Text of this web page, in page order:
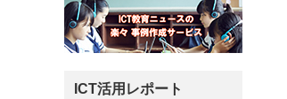
ICT活用レポート